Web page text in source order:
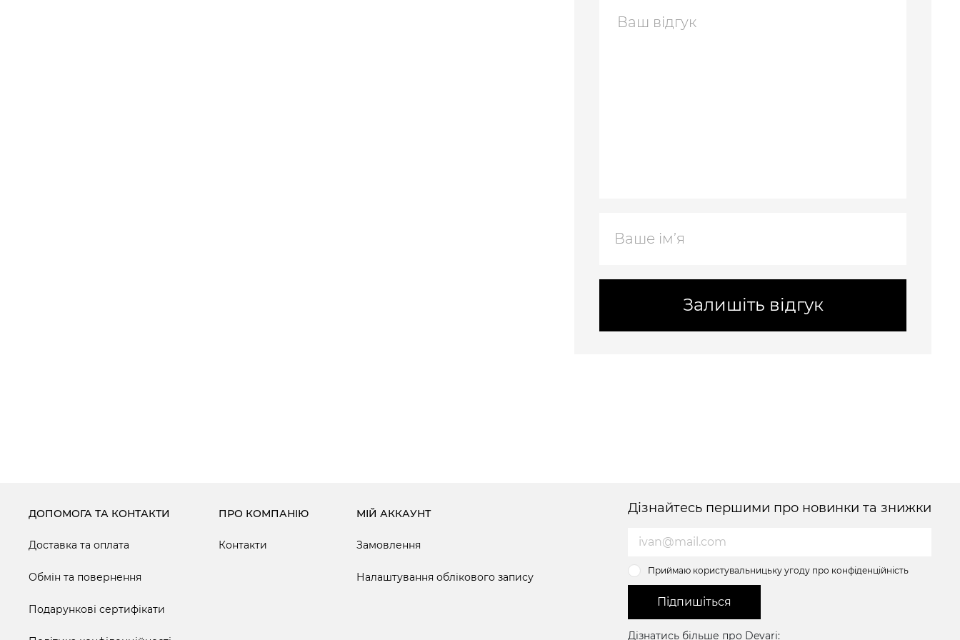
Залишіть відгук
ДОПОМОГА ТА КОНТАКТИ
Доставка та оплата
Обмін та повернення
Подарункові сертифікати
ПРО КОМПАНІЮ
Контакти
МІЙ АККАУНТ
Замовлення
Налаштування облікового запису
Дізнайтесь першими про новинки та знижки
Приймаю користувальницьку угоду про конфіденційність
Підпишіться
Дізнатись більше про Devari: